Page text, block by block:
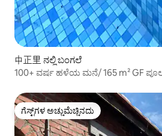
中正里 ನಲ್ಲಿ ಬಂಗಲೆ
100+ ವರ್ಷ ಹಳೆಯ ಮನೆ/ 165 m² GF
ಗೆಸ್ಟ್‌ಗಳ ಅಚ್ಚುಮೆಚ್ಚಿನದು
ಗೆಸ್ಟ್‌ಗಳ ಅಚ್ಚುಮೆಚ್ಚಿನದು